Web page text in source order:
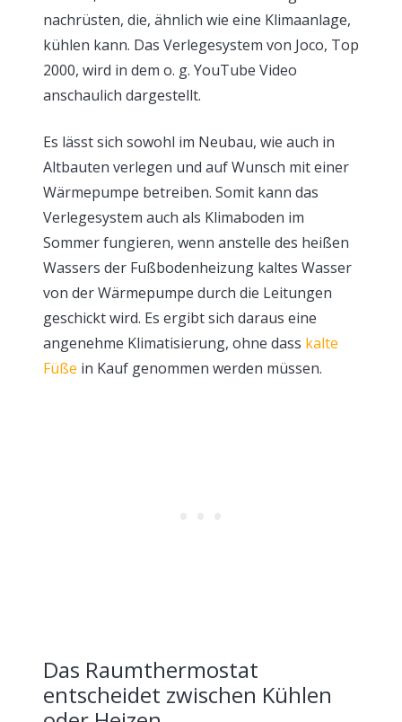
nachrüsten, die, ähnlich wie eine Klimaanlage,
kühlen kann. Das Verlegesystem von Joco, Top
2000, wird in dem o. g. YouTube Video
anschaulich dargestellt.
Es lässt sich sowohl im Neubau, wie auch in
Altbauten verlegen und auf Wunsch mit einer
Wärmepumpe betreiben. Somit kann das
Verlegesystem auch als Klimaboden im
Sommer fungieren, wenn anstelle des heißen
Wassers der Fußbodenheizung kaltes Wasser
von der Wärmepumpe durch die Leitungen
geschickt wird. Es ergibt sich daraus eine
angenehme Klimatisierung, ohne dass kalte
Füße in Kauf genommen werden müssen.
Das Raumthermostat
entscheidet zwischen Kühlen